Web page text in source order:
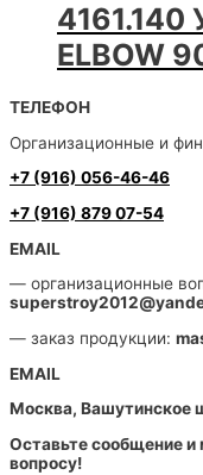
4161.140
ELBOW
ТЕЛЕФОН
Организационные и
+7 (916) 056-46-46
+7 (916) 879 07-54
EMAIL
— организационные
— заказ продукции:
EMAIL
Москва, Вашутинское
Оставьте сообщение
вопросу!